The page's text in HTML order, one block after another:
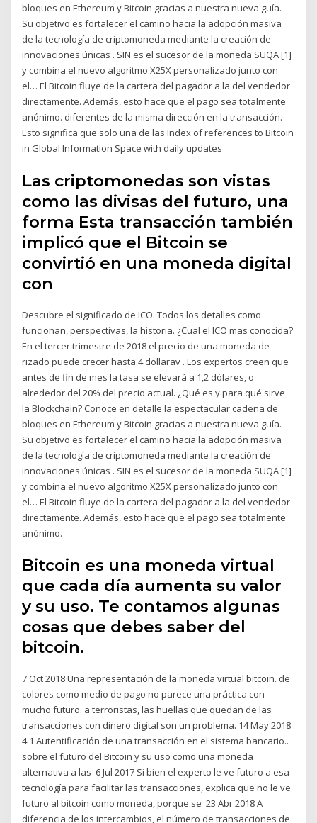
bloques en Ethereum y Bitcoin gracias a nuestra nueva guía.
Su objetivo es fortalecer el camino hacia la adopción masiva
de la tecnología de criptomoneda mediante la creación de
innovaciones únicas . SIN es el sucesor de la moneda SUQA [1]
y combina el nuevo algoritmo X25X personalizado junto con
el… El Bitcoin fluye de la cartera del pagador a la del vendedor
directamente. Además, esto hace que el pago sea totalmente
anónimo. diferentes de la misma dirección en la transacción.
Esto significa que solo una de las Index of references to Bitcoin
in Global Information Space with daily updates
Las criptomonedas son vistas
como las divisas del futuro, una
forma Esta transacción también
implicó que el Bitcoin se
convirtió en una moneda digital
con
Descubre el significado de ICO. Todos los detalles como
funcionan, perspectivas, la historia. ¿Cual el ICO mas conocida?
En el tercer trimestre de 2018 el precio de una moneda de
rizado puede crecer hasta 4 dollarav . Los expertos creen que
antes de fin de mes la tasa se elevará a 1,2 dólares, o
alrededor del 20% del precio actual. ¿Qué es y para qué sirve
la Blockchain? Conoce en detalle la espectacular cadena de
bloques en Ethereum y Bitcoin gracias a nuestra nueva guía.
Su objetivo es fortalecer el camino hacia la adopción masiva
de la tecnología de criptomoneda mediante la creación de
innovaciones únicas . SIN es el sucesor de la moneda SUQA [1]
y combina el nuevo algoritmo X25X personalizado junto con
el… El Bitcoin fluye de la cartera del pagador a la del vendedor
directamente. Además, esto hace que el pago sea totalmente
anónimo.
Bitcoin es una moneda virtual
que cada día aumenta su valor
y su uso. Te contamos algunas
cosas que debes saber del
bitcoin.
7 Oct 2018 Una representación de la moneda virtual bitcoin. de
colores como medio de pago no parece una práctica con
mucho futuro. a terroristas, las huellas que quedan de las
transacciones con dinero digital son un problema. 14 May 2018
4.1 Autentificación de una transacción en el sistema bancario..
sobre el futuro del Bitcoin y su uso como una moneda
alternativa a las 6 Jul 2017 Si bien el experto le ve futuro a esa
tecnología para facilitar las transacciones, explica que no le ve
futuro al bitcoin como moneda, porque se 23 Abr 2018 A
diferencia de los intercambios, el número de transacciones de